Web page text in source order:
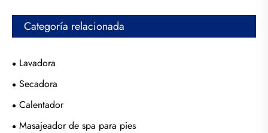
Categoría relacionada
Lavadora
Secadora
Calentador
Masajeador de spa para pies